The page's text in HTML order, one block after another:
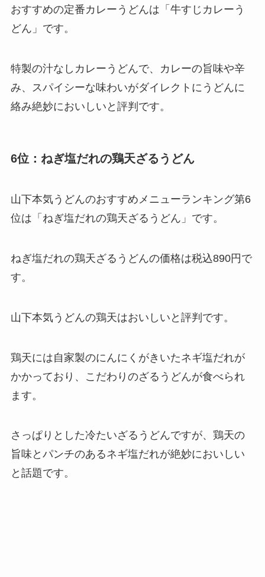
おすすめの定番カレーうどんは「牛すじカレーう
どん」です。
特製の汁なしカレーうどんで、カレーの旨味や辛
み、スパイシーな味わいがダイレクトにうどんに
絡み絶妙においしいと評判です。
6位：ねぎ塩だれの鶏天ざるうどん
山下本気うどんのおすすめメニューランキング第6
位は「ねぎ塩だれの鶏天ざるうどん」です。
ねぎ塩だれの鶏天ざるうどんの価格は税込890円で
す。
山下本気うどんの鶏天はおいしいと評判です。
鶏天には自家製のにんにくがきいたネギ塩だれが
かかっており、こだわりのざるうどんが食べられ
ます。
さっぱりとした冷たいざるうどんですが、鶏天の
旨味とパンチのあるネギ塩だれが絶妙においしい
と話題です。